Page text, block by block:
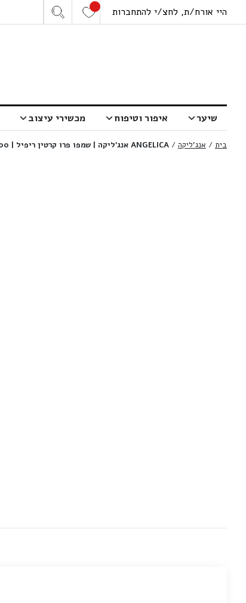
היי אורח/ת, לחצ/י להתחברות
שיער איפור וטיפוח מכשירי עיצוב
בית / אנג'ליקה / ANGELICA אנג’ליקה | שמפו פרו קרטין ריפיל | 500 מ”ל